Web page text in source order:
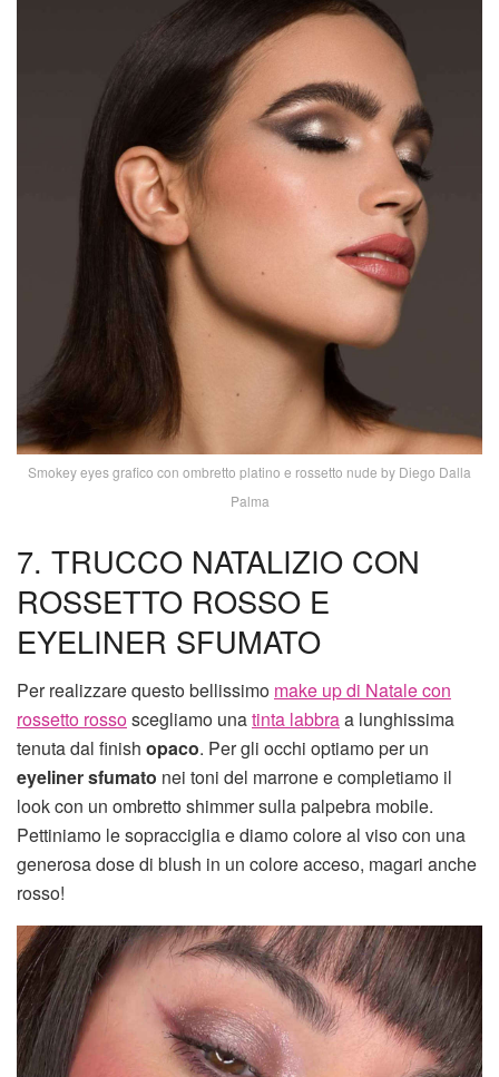
Smokey eyes grafico con ombretto platino e rossetto nude by Diego Dalla
Palma
7. TRUCCO NATALIZIO CON
ROSSETTO ROSSO E
EYELINER SFUMATO
Per realizzare questo bellissimo make up di Natale con
rossetto rossoscegliamo unatinta labbraa lunghissima
tenuta dal finish opaco. Per gli occhi optiamo per un
eyeliner sfumato nei toni del marrone e completiamo il
look con un ombretto shimmer sulla palpebra mobile.
Pettiniamo le sopracciglia e diamo colore al viso con una
generosa dose di blush in un colore acceso, magari anche
rosso!